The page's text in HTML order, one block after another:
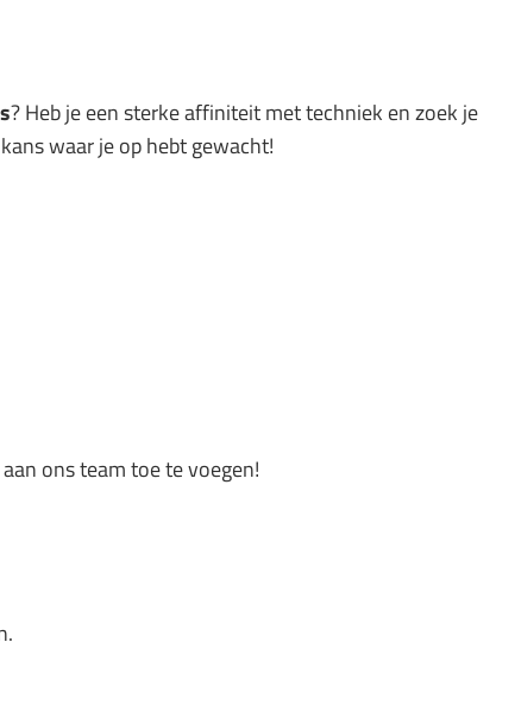
? Heb je een sterke affiniteit met techniek en zoek je
waar je op hebt gewacht!
ons team toe te voegen!